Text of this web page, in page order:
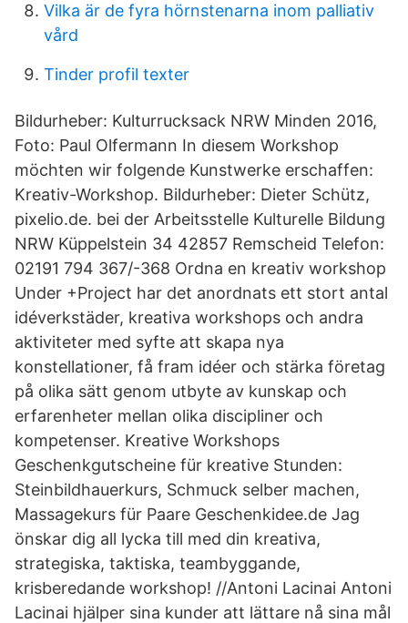
Vilka är de fyra hörnstenarna inom palliativ
vård
Tinder profil texter
Bildurheber: Kulturrucksack NRW Minden 2016,
Foto: Paul Olfermann In diesem Workshop
möchten wir folgende Kunstwerke erschaffen:
Kreativ-Workshop. Bildurheber: Dieter Schütz,
pixelio.de. bei der Arbeitsstelle Kulturelle Bildung
NRW Küppelstein 34 42857 Remscheid Telefon:
02191 794 367/-368 Ordna en kreativ workshop
Under +Project har det anordnats ett stort antal
idéverkstäder, kreativa workshops och andra
aktiviteter med syfte att skapa nya
konstellationer, få fram idéer och stärka företag
på olika sätt genom utbyte av kunskap och
erfarenheter mellan olika discipliner och
kompetenser. Kreative Workshops
Geschenkgutscheine für kreative Stunden:
Steinbildhauerkurs, Schmuck selber machen,
Massagekurs für Paare Geschenkidee.de Jag
önskar dig all lycka till med din kreativa,
strategiska, taktiska, teambyggande,
krisberedande workshop! //Antoni Lacinai Antoni
Lacinai hjälper sina kunder att lättare nå sina mål